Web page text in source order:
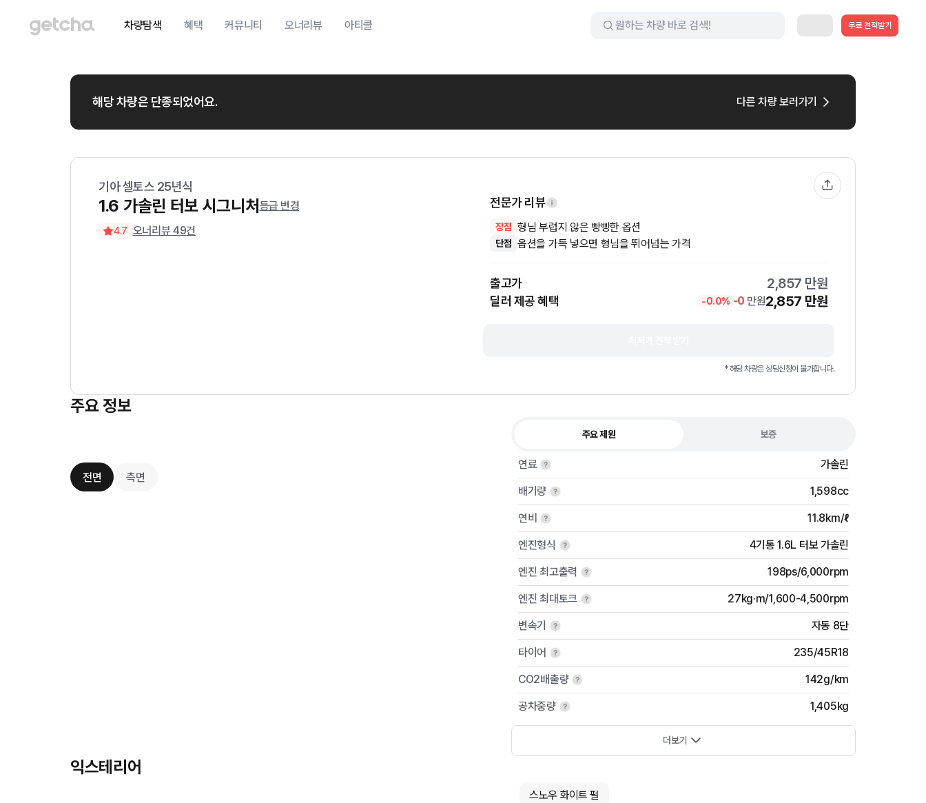
차량탐색 혜택 커뮤니티 오너리뷰 아티클 무료 견적받기
해당 차량은 단종되었어요. 다른 차량 보러가기
기아셀토스 25년식
1.6 가솔린 터보 시그니처등급 변경
4.7 오너리뷰49건
전문가 리뷰
장점 형님 부럽지 않은 빵빵한 옵션
단점 옵션을 가득 넣으면 형님을 뛰어넘는 가격
출고가 2,857 만원
딜러 제공 혜택 -0.0% -0 만원2,857 만원
* 해당 차량은 상담신청이 불가합니다.
주요 정보
전면 측면
주요 제원 보증
연료 가솔린
배기량 1,598cc
연비 11.8km/ℓ
엔진형식 4기통 1.6L 터보 가솔린
엔진 최고출력 198ps/6,000rpm
엔진 최대토크 27kg·m/1,600-4,500rpm
변속기 자동 8단
타이어 235/45R18
CO2배출량 142g/km
공차중량 1,405kg
더보기
익스테리어
스노우 화이트 펄